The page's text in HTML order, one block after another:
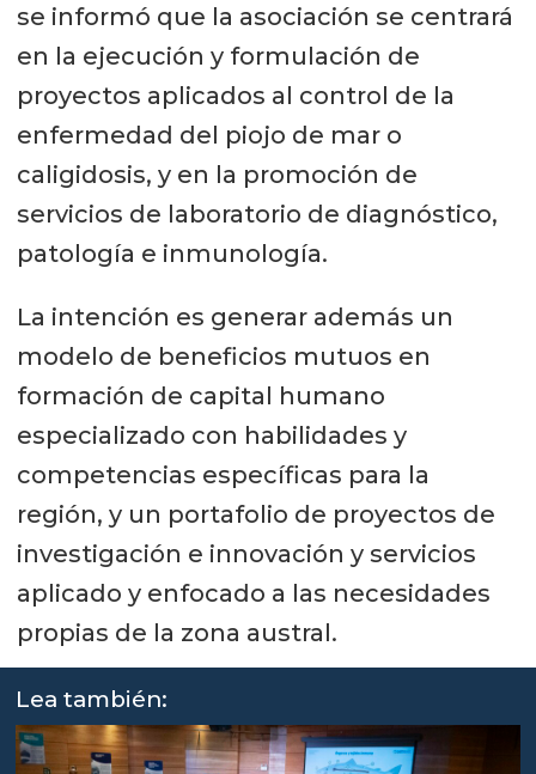
se informó que la asociación se centrará
en la ejecución y formulación de
proyectos aplicados al control de la
enfermedad del piojo de mar o
caligidosis, y en la promoción de
servicios de laboratorio de diagnóstico,
patología e inmunología.
La intención es generar además un
modelo de beneficios mutuos en
formación de capital humano
especializado con habilidades y
competencias específicas para la
región, y un portafolio de proyectos de
investigación e innovación y servicios
aplicado y enfocado a las necesidades
propias de la zona austral.
Lea también: